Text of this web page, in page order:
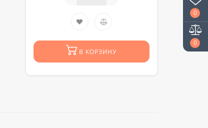
0
0
В КОРЗИНУ